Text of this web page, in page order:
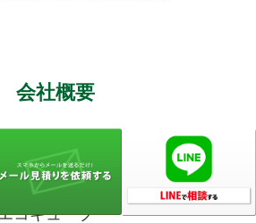
会社概要
コキューブ